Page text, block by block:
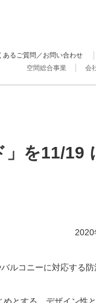
空間総合事業 会
あるご質問／お問い合わせ
」を11/19
2020
ルコニーに対応する